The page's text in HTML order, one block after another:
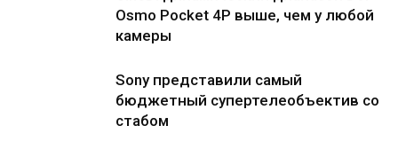
Osmo Pocket 4P выше, чем у любой
камеры
Sony представили самый
бюджетный супертелеобъектив со
стабом